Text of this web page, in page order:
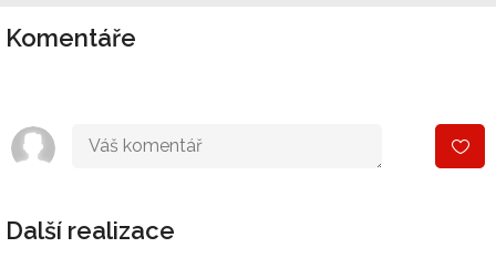
Komentáře
Další realizace